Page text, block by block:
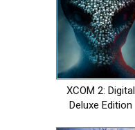
XCOM 2: Digital
Deluxe Edition